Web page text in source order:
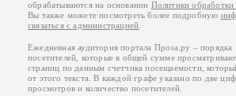
обрабатываются на основании Политики
Вы также можете посмотреть более подробную
связаться с администрацией
Ежедневная аудитория портала Проза.ру – порядка
посетителей, которые в общей сумме
страниц по данным счетчика посещаемости,
от этого текста. В каждой графе указано по две
просмотров и количество посетителей.